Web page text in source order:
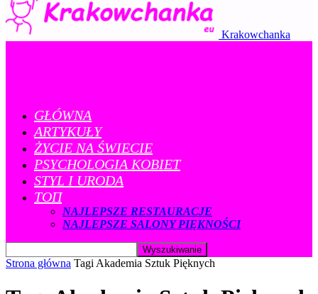
Krakowchanka
GŁÓWNA
ARTYKUŁY
ŻYCIE NA ŚWIECIE
PSYCHOLOGIA KOBIET
STYL I URODA
ТОП
NAJLEPSZE RESTAURACJE
NAJLEPSZE SALONY PIĘKNOŚCI
Strona główna Tagi Akademia Sztuk Pięknych